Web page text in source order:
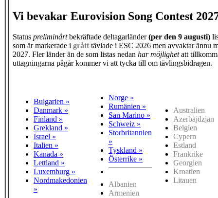
Vi bevakar Eurovision Song Contest
Status preliminärtbekräftade deltagarländer(per den 9 augusti)
som är markerade i grått tävlade i ESC 2026 men avvaktar ännu
2027. Fler länder än de som listas nedan har möjlighetatt
uttagningarna pågår kommer vi att tycka till om tävlingsbidragen.
Bulgarien »
Danmark »
Finland »
Grekland »
Israel »
Italien »
Kanada »
Lettland »
Luxemburg »
Nordmakedonien
»
Norge »
Rumänien »
San Marino »
Schweiz »
Storbritannien
»
Tyskland »
Österrike »
Albanien
Armenien
Australien
Azerbajdzjan
Belgien
Cypern
Estland
Frankrike
Georgien
Kroatien
Litauen